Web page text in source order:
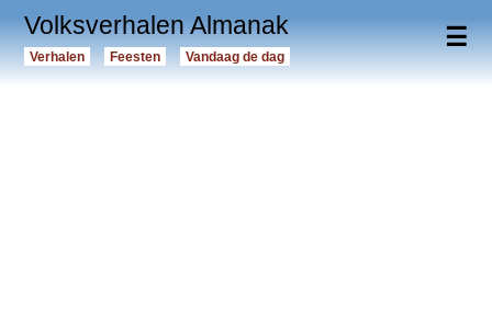
☰
Volksverhalen Almanak
Verhalen Feesten Vandaag de dag